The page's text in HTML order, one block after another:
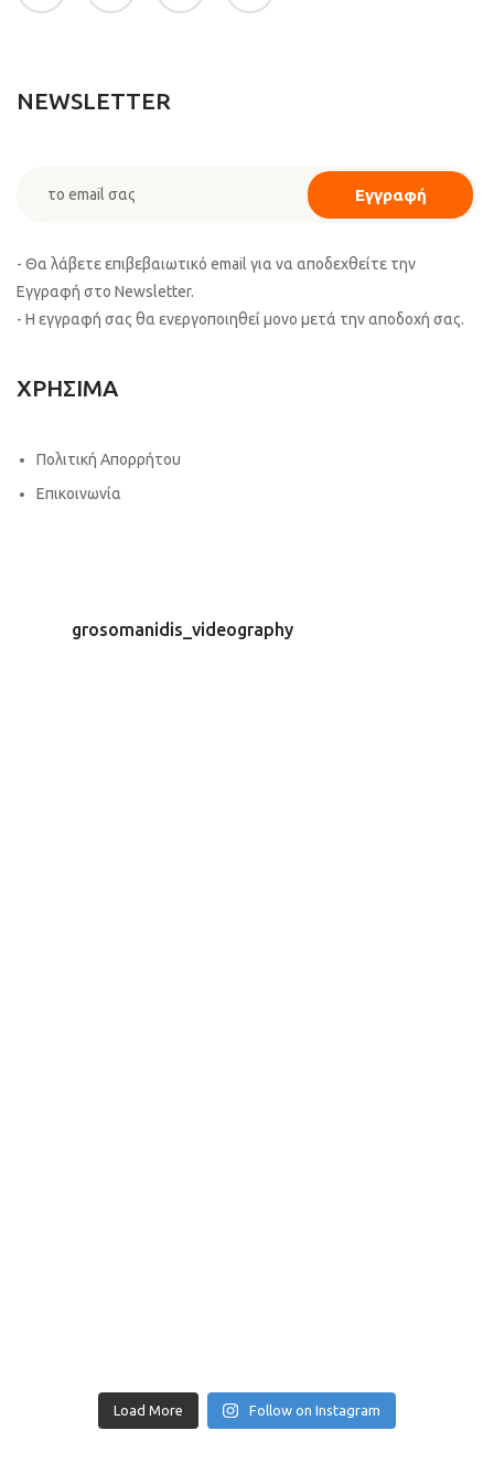
NEWSLETTER
- Θα λάβετε επιβεβαιωτικό email για να αποδεχθείτε την
Εγγραφή στο Newsletter.
- Η εγγραφή σας θα ενεργοποιηθεί μονο μετά την αποδοχή σας.
ΧΡΗΣΙΜΑ
Πολιτική Απορρήτου
Επικοινωνία
grosomanidis_videography
Load More Follow on Instagram